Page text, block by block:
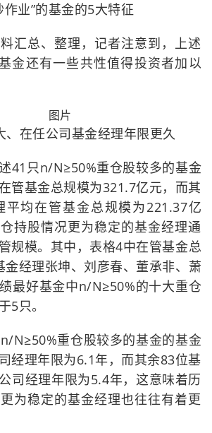
作业”的基金的5大特征
汇总、整理，记者注意到，上述
金还有一些共性值得投资者加以
、在任公司基金经理年限更久
41只n/N≥50%重仓股较多的基金
管基金总规模为321.7亿元，而其
平均在管基金总规模为221.37亿
持股情况更为稳定的基金经理通
规模。其中，表格4中在管基金总
金经理张坤、刘彦春、董承非、萧
最好基金中n/N≥50%的十大重仓
5只。
N≥50%重仓股较多的基金的基金
经理年限为6.1年，而其余83位基
司经理年限为5.4年，这意味着历
为稳定的基金经理也往往有着更